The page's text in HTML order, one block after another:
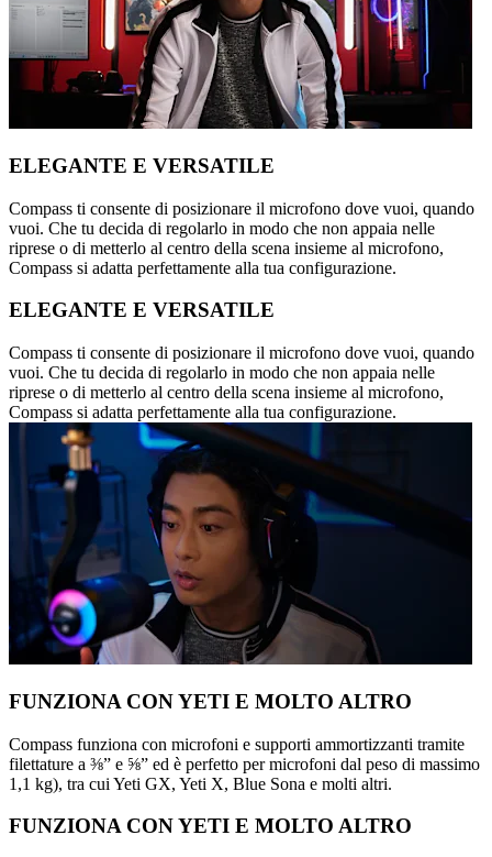
ELEGANTE E VERSATILE
Compass ti consente di posizionare il microfono dove vuoi, quando
vuoi. Che tu decida di regolarlo in modo che non appaia nelle
riprese o di metterlo al centro della scena insieme al microfono,
Compass si adatta perfettamente alla tua configurazione.
ELEGANTE E VERSATILE
Compass ti consente di posizionare il microfono dove vuoi, quando
vuoi. Che tu decida di regolarlo in modo che non appaia nelle
riprese o di metterlo al centro della scena insieme al microfono,
Compass si adatta perfettamente alla tua configurazione.
FUNZIONA CON YETI E MOLTO ALTRO
Compass funziona con microfoni e supporti ammortizzanti tramite
filettature a ⅜” e ⅝” ed è perfetto per microfoni dal peso di massimo
1,1 kg), tra cui Yeti GX, Yeti X, Blue Sona e molti altri.
FUNZIONA CON YETI E MOLTO ALTRO